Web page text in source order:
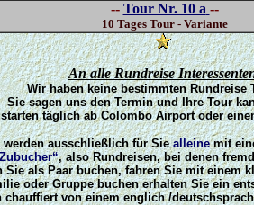
-- Tour Nr. 10 a --
10 Tages Tour - Variante
.
An alle Rundreise
Wir haben keine bestimmten Rundreise
Sie sagen uns den Termin und Ihre Tour
täglich ab Colombo Airport oder
werden ausschließlich für Siealleinemit
, also Rundreisen, bei denen
Sie als Paar buchen, fahren Sie mit einem
oder Gruppe buchen erhalten Sie ein
chauffiert von einem englich /